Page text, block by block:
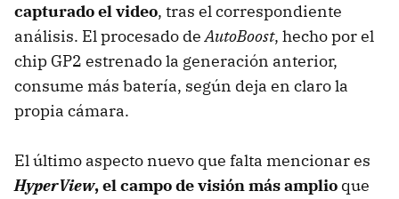
capturado el video, tras el correspondiente
análisis. El procesado deAutoBoost, hecho por el
chip GP2 estrenado la generación anterior,
consume más batería, según deja en claro la
propia cámara.
El último aspecto nuevo que falta mencionar es
HyperView, el campo de visión más amplio que